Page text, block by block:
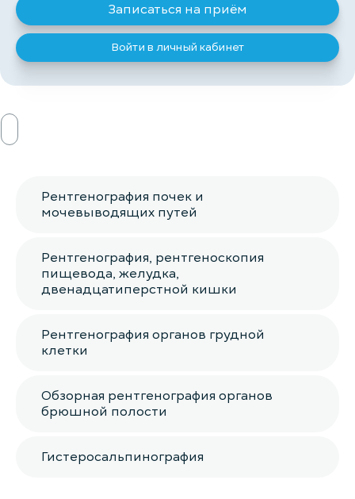
Записаться на приём
Войти в личный кабинет
Рентгенография почек и
мочевыводящих путей
Рентгенография, рентгеноскопия
пищевода, желудка,
двенадцатиперстной кишки
Рентгенография органов грудной
клетки
Обзорная рентгенография органов
брюшной полости
Гистеросальпинография